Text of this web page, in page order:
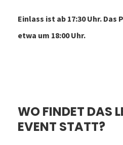
Einlass ist ab 17:30 Uhr.
etwa um 18:00 Uhr.
WO FINDET DAS
EVENT STATT?